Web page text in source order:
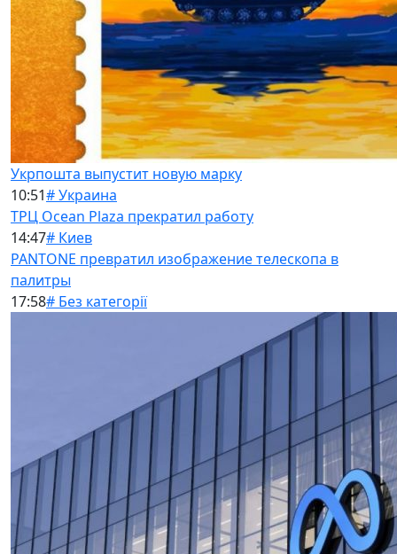
Укрпошта выпустит новую марку
10:51# Украина
ТРЦ Ocean Plaza прекратил работу
14:47# Киев
PANTONE превратил изображение телескопа в
палитры
17:58# Без категорії